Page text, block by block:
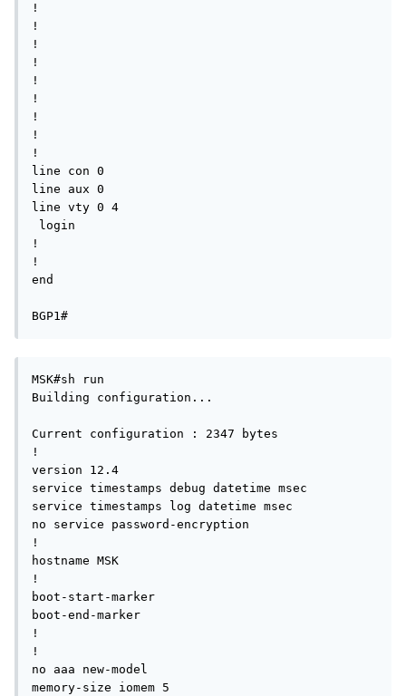
!
!
!
!
!
!
!
!
!
line con 0
line aux 0
line vty 0 4
!
!
end
BGP1#
MSK#sh run
Building configuration...
Current configuration : 2347 bytes
!
version 12.4
service timestamps debug datetime msec
service timestamps log datetime msec
no service password-encryption
!
hostname MSK
!
boot-start-marker
boot-end-marker
!
!
no aaa new-model
memory-size iomem 5